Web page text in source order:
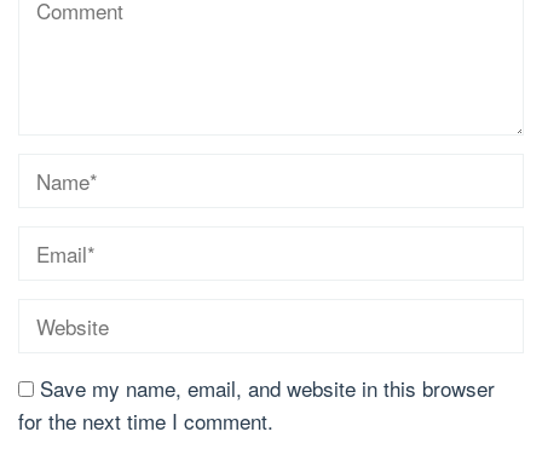
Save my name, email, and website in this browser
for the next time I comment.